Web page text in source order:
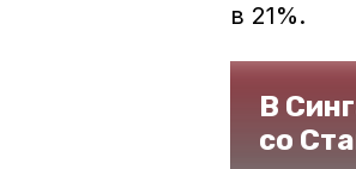
в 21%.
В
со